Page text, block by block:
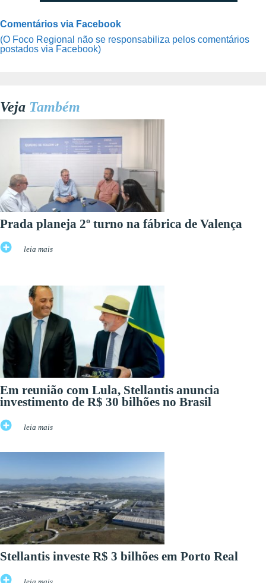
Comentários via Facebook
(O Foco Regional não se responsabiliza pelos comentários
postados via Facebook)
Veja Também
Prada planeja 2º turno na fábrica de Valença
leia mais
Em reunião com Lula, Stellantis anuncia
investimento de R$ 30 bilhões no Brasil
leia mais
Stellantis investe R$ 3 bilhões em Porto Real